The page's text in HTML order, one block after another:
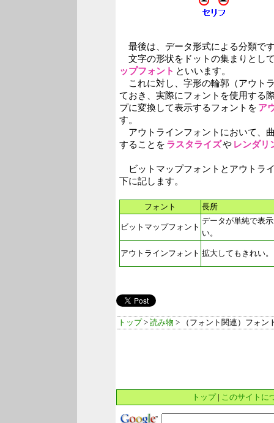
最後は、データ形式による分類で
文字の形状をドットの集まりとし
ップフォント といいます。
これに対し、字形の輪郭（アウト
ておき、実際にフォントを使用する
プに変換して表示するフォントを ア
す。
アウトラインフォントにおいて、
することを ラスタライズや レンダリ
ビットマップフォントとアウトラ
下に記します。
フォント 長所
ビットマップフォント
データが単純で表
い。
アウトラインフォント 拡大してもきれい。
トップ> 読み物 > （フォント関連）フォン
トップ| このサイトに